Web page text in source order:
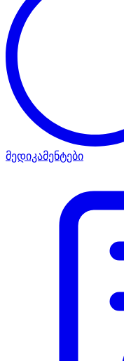
მედიკამენტები